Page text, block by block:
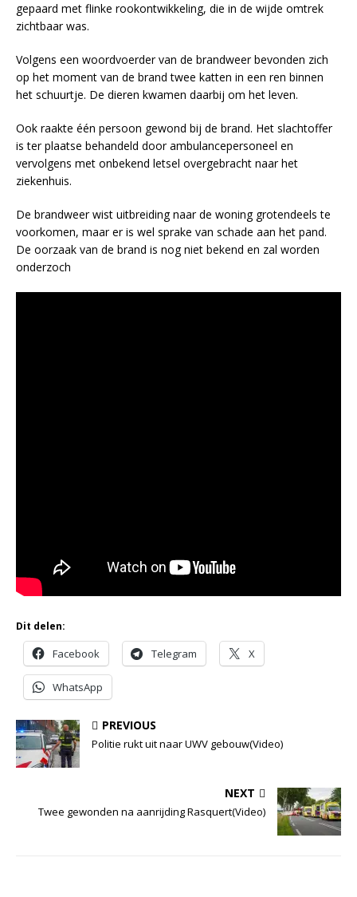
gepaard met flinke rookontwikkeling, die in de wijde omtrek
zichtbaar was.
Volgens een woordvoerder van de brandweer bevonden zich
op het moment van de brand twee katten in een ren binnen
het schuurtje. De dieren kwamen daarbij om het leven.
Ook raakte één persoon gewond bij de brand. Het slachtoffer
is ter plaatse behandeld door ambulancepersoneel en
vervolgens met onbekend letsel overgebracht naar het
ziekenhuis.
De brandweer wist uitbreiding naar de woning grotendeels te
voorkomen, maar er is wel sprake van schade aan het pand.
De oorzaak van de brand is nog niet bekend en zal worden
onderzoch
Dit delen:
Facebook Telegram X
WhatsApp
PREVIOUS
Politie rukt uit naar UWV gebouw(Video)
NEXT
Twee gewonden na aanrijding Rasquert(Video)